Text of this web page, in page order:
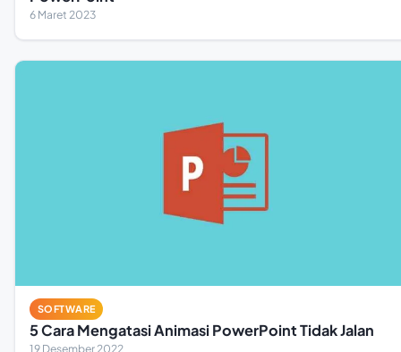
6 Maret 2023
SOFTWARE
5 Cara Mengatasi Animasi PowerPoint Tidak Jalan
19 Desember 2022